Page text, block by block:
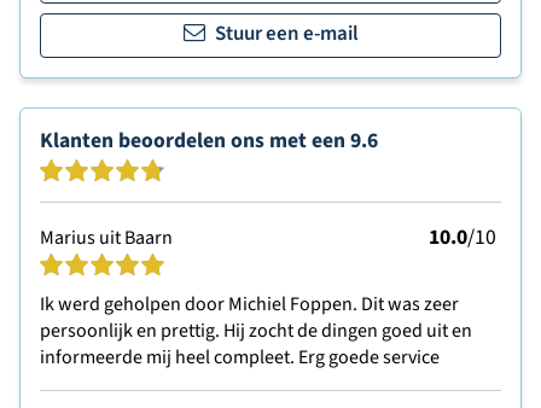
Stuur een e-mail
Klanten beoordelen ons met een 9.6
Marius uit Baarn 10.0/10
Ik werd geholpen door Michiel Foppen. Dit was zeer
persoonlijk en prettig. Hij zocht de dingen goed uit en
informeerde mij heel compleet. Erg goede service